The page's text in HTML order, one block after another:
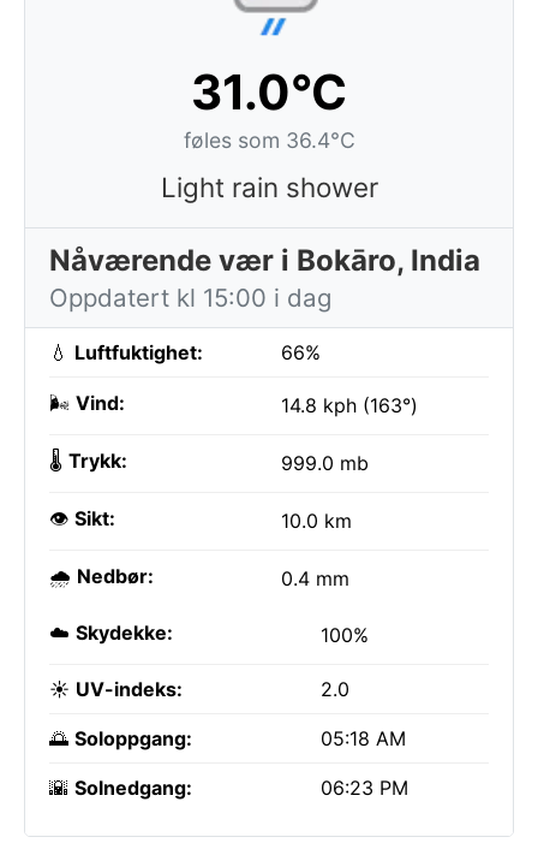
31.0°C
føles som 36.4°C
Light rain shower
Nåværende vær i Bokāro, India
Oppdatert kl 15:00 i dag
💧 Luftfuktighet: 66%
🌬️ Vind: 14.8 kph (163°)
🌡️ Trykk: 999.0 mb
👁️ Sikt: 10.0 km
🌧️ Nedbør: 0.4 mm
☁️ Skydekke: 100%
☀️ UV-indeks: 2.0
🌅 Soloppgang: 05:18 AM
🌇 Solnedgang: 06:23 PM